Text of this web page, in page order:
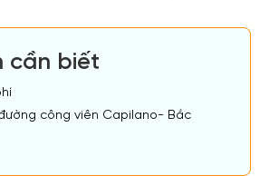
cần biết
công viên Capilano- Bắc